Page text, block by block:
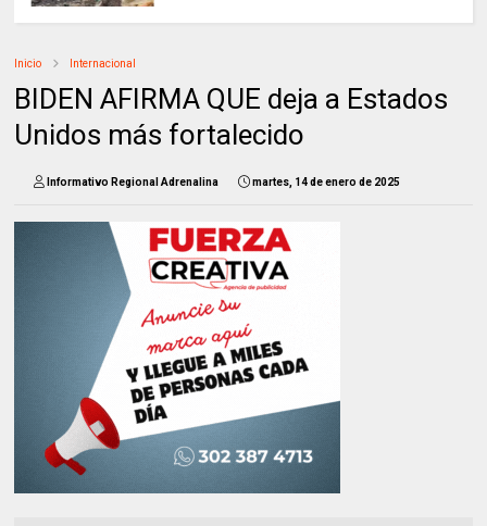
Inicio Internacional
BIDEN AFIRMA QUE deja a Estados
Unidos más fortalecido
Informativo Regional Adrenalina martes, 14 de enero de 2025